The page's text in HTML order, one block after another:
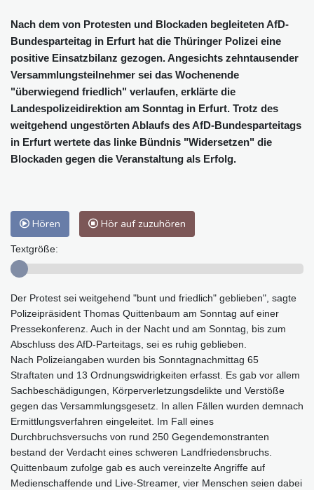
Nach dem von Protesten und Blockaden begleiteten AfD-
Bundesparteitag in Erfurt hat die Thüringer Polizei eine
positive Einsatzbilanz gezogen. Angesichts zehntausender
Versammlungsteilnehmer sei das Wochenende
"überwiegend friedlich" verlaufen, erklärte die
Landespolizeidirektion am Sonntag in Erfurt. Trotz des
weitgehend ungestörten Ablaufs des AfD-Bundesparteitags
in Erfurt wertete das linke Bündnis "Widersetzen" die
Blockaden gegen die Veranstaltung als Erfolg.
Hören Hör auf zuzuhören
Textgröße:
Der Protest sei weitgehend "bunt und friedlich" geblieben", sagte
Polizeipräsident Thomas Quittenbaum am Sonntag auf einer
Pressekonferenz. Auch in der Nacht und am Sonntag, bis zum
Abschluss des AfD-Parteitags, sei es ruhig geblieben.
Nach Polizeiangaben wurden bis Sonntagnachmittag 65
Straftaten und 13 Ordnungswidrigkeiten erfasst. Es gab vor allem
Sachbeschädigungen, Körperverletzungsdelikte und Verstöße
gegen das Versammlungsgesetz. In allen Fällen wurden demnach
Ermittlungsverfahren eingeleitet. Im Fall eines
Durchbruchsversuchs von rund 250 Gegendemonstranten
bestand der Verdacht eines schweren Landfriedensbruchs.
Quittenbaum zufolge gab es auch vereinzelte Angriffe auf
Medienschaffende und Live-Streamer, vier Menschen seien dabei